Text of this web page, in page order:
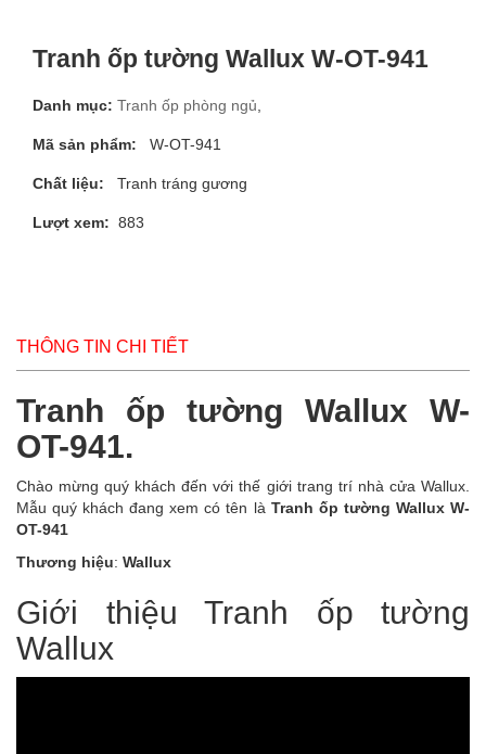
Tranh ốp tường Wallux W-OT-941
Danh mục: Tranh ốp phòng ngủ
Mã sản phẩm: W-OT-941
Chất liệu: Tranh tráng gương
Lượt xem: 883
THÔNG TIN CHI TIẾT
Tranh ốp tường Wallux W-
OT-941.
Chào mừng quý khách đến với thế giới trang trí nhà cửa Wallux.
Mẫu quý khách đang xem có tên là Tranh ốp tường Wallux W-
OT-941
Thương hiệu: Wallux
Giới thiệu Tranh ốp tường
Wallux